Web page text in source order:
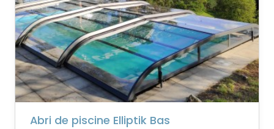
Abri de piscine Elliptik Bas